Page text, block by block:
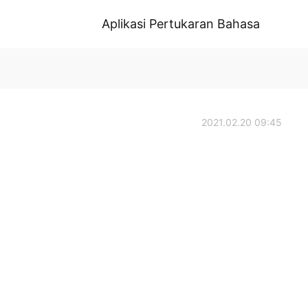
Aplikasi Pertukaran Bahasa
2021.02.20 09:45